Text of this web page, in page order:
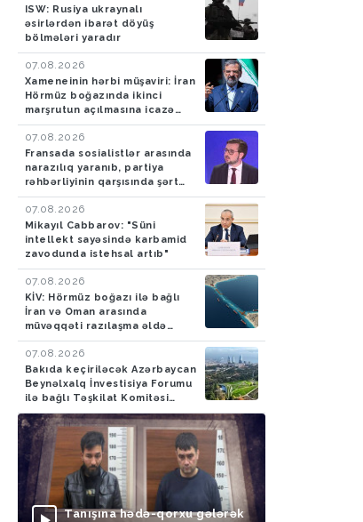
İrandan Britaniyaya
aparan maşında 4,5
FOTO
ISW: Rusiya ukraynalı
əsirlərdən ibarət döyüş
bölmələri yaradır
07.08.2026
Xameneinin hərbi müşaviri: İran
Hörmüz boğazında ikinci
marşrutun açılmasına icazə
verməyəcək
07.08.2026
Fransada sosialistlər arasında
narazılıq yaranıb, partiya
rəhbərliyinin qarşısında şərt
qoyulub
07.08.2026
Mikayıl Cabbarov: "Süni
intellekt sayəsində karbamid
zavodunda istehsal artıb"
07.08.2026
KİV: Hörmüz boğazı ilə bağlı
İran və Oman arasında
müvəqqəti razılaşma əldə
olunub
07.08.2026
Bakıda keçiriləcək Azərbaycan
Beynəlxalq İnvestisiya Forumu
ilə bağlı Təşkilat Komitəsi
yaradılıb
Tanışına hədə-qorxu gələrək